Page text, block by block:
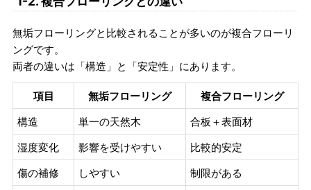
無垢フローリングと比較されることが多いのが複合フローリ
ングです。
両者の違いは「構造」と「安定性」にあります。
項目 無垢フローリング 複合フローリング
構造 単一の天然木 合板＋表面材
湿度変化 影響を受けやすい 比較的安定
傷の補修 しやすい 制限がある